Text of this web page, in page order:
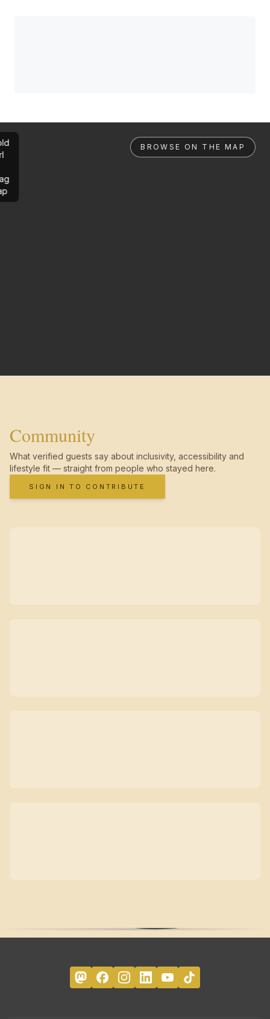
BROWSE ON THE MAP
Community
What verified guests say about inclusivity, accessibility and
lifestyle fit — straight from people who stayed here.
SIGN IN TO CONTRIBUTE